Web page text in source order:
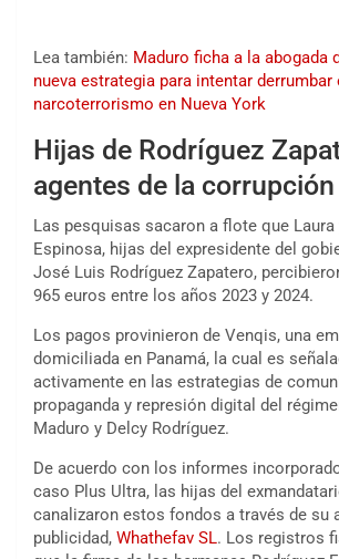
Lea también: Maduro ficha a la abogada
nueva estrategia para intentar derrumbar
narcoterrorismo en Nueva York
Hijas de Rodríguez
agentes de la
Las pesquisas sacaron a flote que Laura
Espinosa, hijas del expresidente del
José Luis Rodríguez Zapatero,
965 euros entre los años 2023 y 2024.
Los pagos provinieron de Venqis, una
domiciliada en Panamá, la cual es
activamente en las estrategias de
propaganda y represión digital del
Maduro y Delcy Rodríguez.
De acuerdo con los informes
caso Plus Ultra, las hijas del
canalizaron estos fondos a través de su
publicidad, Whathefav SL. Los registros